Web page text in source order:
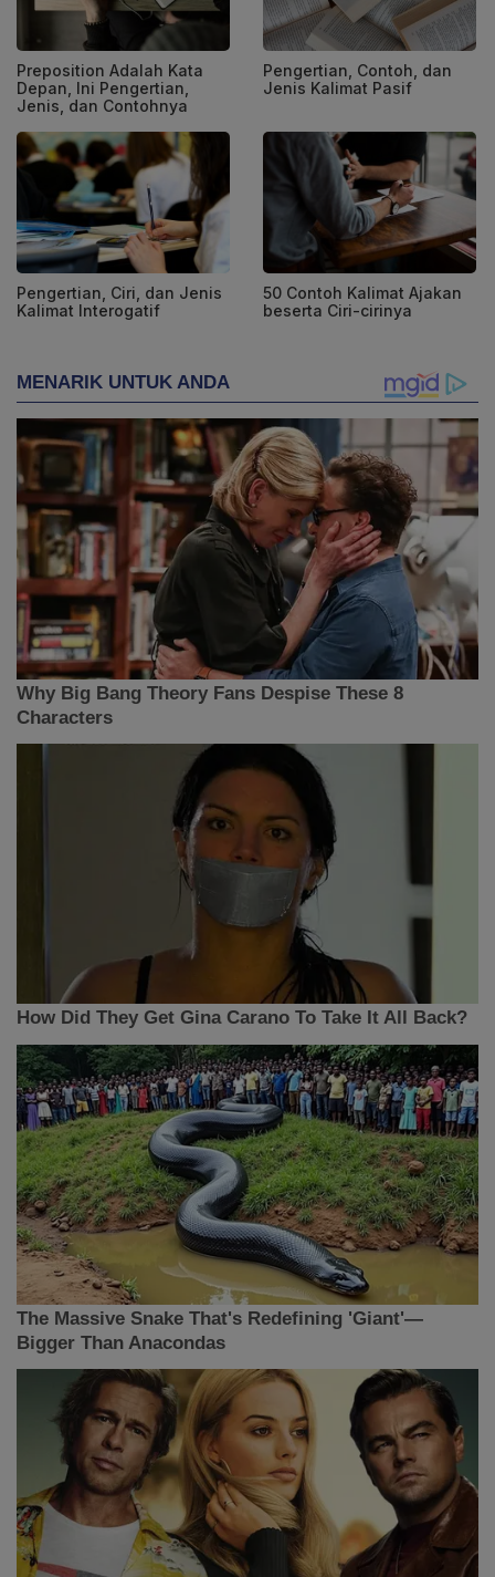
Preposition Adalah Kata
Depan, Ini Pengertian,
Jenis, dan Contohnya
Pengertian, Contoh, dan
Jenis Kalimat Pasif
Pengertian, Ciri, dan Jenis
Kalimat Interogatif
50 Contoh Kalimat Ajakan
beserta Ciri-cirinya